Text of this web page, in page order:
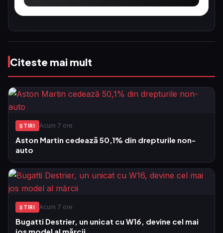
Citeste mai mult
ŞTIRI Acum 7 ore
Aston Martin cedează 50,1% din drepturile non-
auto
ŞTIRI Acum 7 ore
Bugatti Destrier, un unicat cu W16, devine cel mai
jos model al mărcii